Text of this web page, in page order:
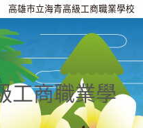
高雄市立海青高級工商職業學校
工商職業學